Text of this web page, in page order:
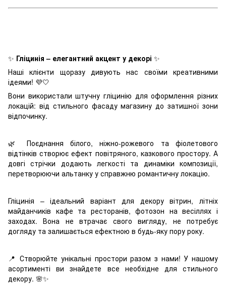
✨ Гліцинія – елегантний акцент у декорі ✨
Наші клієнти щоразу дивують нас своїми креативними
ідеями! 💜🤍
Вони використали штучну гліцинію для оформлення різних
локацій: від стильного фасаду магазину до затишної зони
відпочинку.
🌿 Поєднання білого, ніжно-рожевого та фіолетового
відтінків створює ефект повітряного, казкового простору. А
довгі стрічки додають легкості та динаміки композиції,
перетворюючи альтанку у справжню романтичну локацію.
Гліцинія – ідеальний варіант для декору вітрин, літніх
майданчиків кафе та ресторанів, фотозон на весіллях і
заходах. Вона не втрачає свого вигляду, не потребує
догляду та залишається ефектною в будь-яку пору року.
📍 Створюйте унікальні простори разом з нами! У нашому
асортименті ви знайдете все необхідне для стильного
декору. 🌸✨